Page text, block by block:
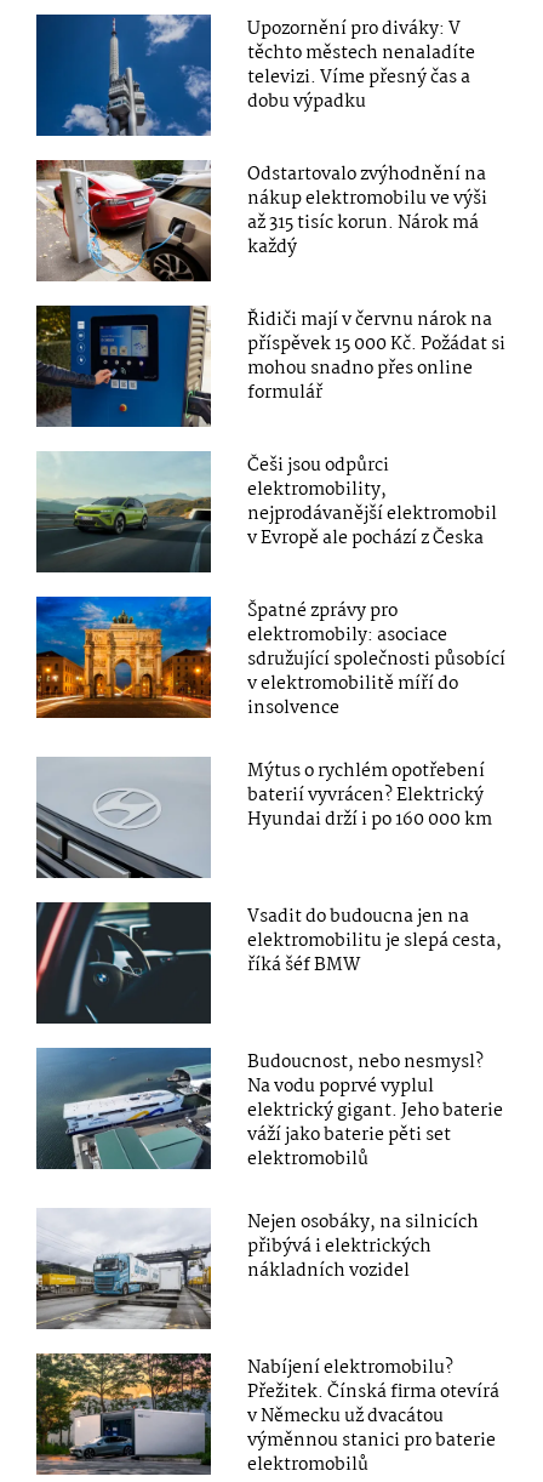
Upozornění pro diváky: V
těchto městech nenaladíte
televizi. Víme přesný čas a
dobu výpadku
Odstartovalo zvýhodnění na
nákup elektromobilu ve výši
až 315 tisíc korun. Nárok má
každý
Řidiči mají v červnu nárok na
příspěvek 15 000 Kč. Požádat si
mohou snadno přes online
formulář
Češi jsou odpůrci
elektromobility,
nejprodávanější elektromobil
v Evropě ale pochází z Česka
Špatné zprávy pro
elektromobily: asociace
sdružující společnosti působící
v elektromobilitě míří do
insolvence
Mýtus o rychlém opotřebení
baterií vyvrácen? Elektrický
Hyundai drží i po 160 000 km
Vsadit do budoucna jen na
elektromobilitu je slepá cesta,
říká šéf BMW
Budoucnost, nebo nesmysl?
Na vodu poprvé vyplul
elektrický gigant. Jeho baterie
váží jako baterie pěti set
elektromobilů
Nejen osobáky, na silnicích
přibývá i elektrických
nákladních vozidel
Nabíjení elektromobilu?
Přežitek. Čínská firma otevírá
v Německu už dvacátou
výměnnou stanici pro baterie
elektromobilů